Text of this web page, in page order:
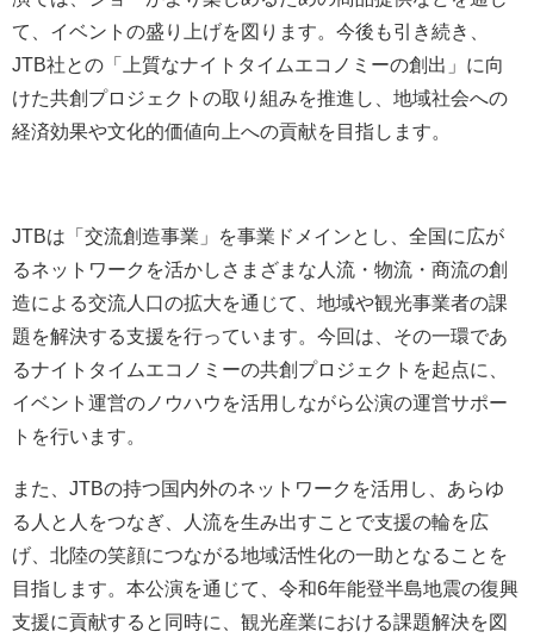
て、イベントの盛り上げを図ります。今後も引き続き、
JTB社との「上質なナイトタイムエコノミーの創出」に向
けた共創プロジェクトの取り組みを推進し、地域社会への
経済効果や文化的価値向上への貢献を目指します。
JTBは「交流創造事業」を事業ドメインとし、全国に広が
るネットワークを活かしさまざまな人流・物流・商流の創
造による交流人口の拡大を通じて、地域や観光事業者の課
題を解決する支援を行っています。今回は、その一環であ
るナイトタイムエコノミーの共創プロジェクトを起点に、
イベント運営のノウハウを活用しながら公演の運営サポー
トを行います。
また、JTBの持つ国内外のネットワークを活用し、あらゆ
る人と人をつなぎ、人流を生み出すことで支援の輪を広
げ、北陸の笑顔につながる地域活性化の一助となることを
目指します。本公演を通じて、令和6年能登半島地震の復興
支援に貢献すると同時に、観光産業における課題解決を図